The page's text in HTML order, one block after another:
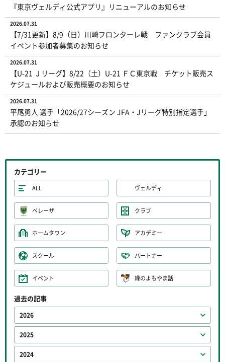
『東京ヴェルディ公式アプリ』リニューアルのお知らせ
2026.07.31
【7/31更新】8/9（日）川崎フロンターレ戦 ファンクラブ会員
イベント参加者募集のお知らせ
2026.07.31
【U-21 Ｊリーグ】8/22（土）U-21 ＦＣ東京戦 チケット販売ス
ケジュールおよび販売概要のお知らせ
2026.07.31
平尾勇人 選手「2026/27シーズン JFA・Jリーグ特別指定選手」
承認のお知らせ
カテゴリー
ALL ヴェルディ
ベレーザ クラブ
ホームタウン アカデミー
スクール パートナー
イベント 緑のよもやま話
過去の記事
2026
2025
2024